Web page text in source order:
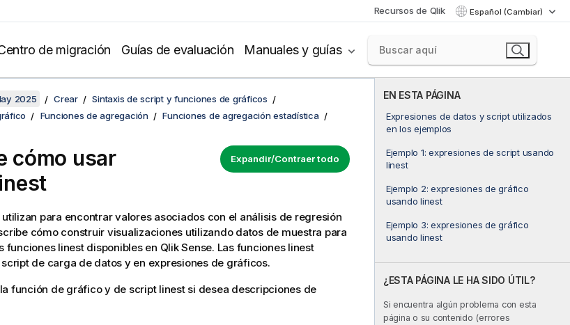
Recursos de Qlik Español (Cambiar)
de migración Guías de evaluación Manuales y guías
EN ESTA PÁGINA
Expresiones de datos y script utilizados
en los ejemplos
Ejemplo 1: expresiones de script usando
linest
Ejemplo 2: expresiones de gráfico
usando linest
Ejemplo 3: expresiones de gráfico
usando linest
¿ESTA PÁGINA LE HA SIDO ÚTIL?
Si encuentra algún problema con esta
página o su contenido (errores
2025 Crear
Sintaxis de script y funciones de gráficos
Funciones de agregación Funciones de agregación estadística
Expandir/Contraer todo
cómo usar
utilizan para encontrar valores asociados con el análisis de regresión
cómo construir visualizaciones utilizando datos de muestra para
funciones linestdisponibles en Qlik Sense. Las funciones linest
de carga de datos y en expresiones de gráficos.
función de gráfico y de script linestsi desea descripciones de